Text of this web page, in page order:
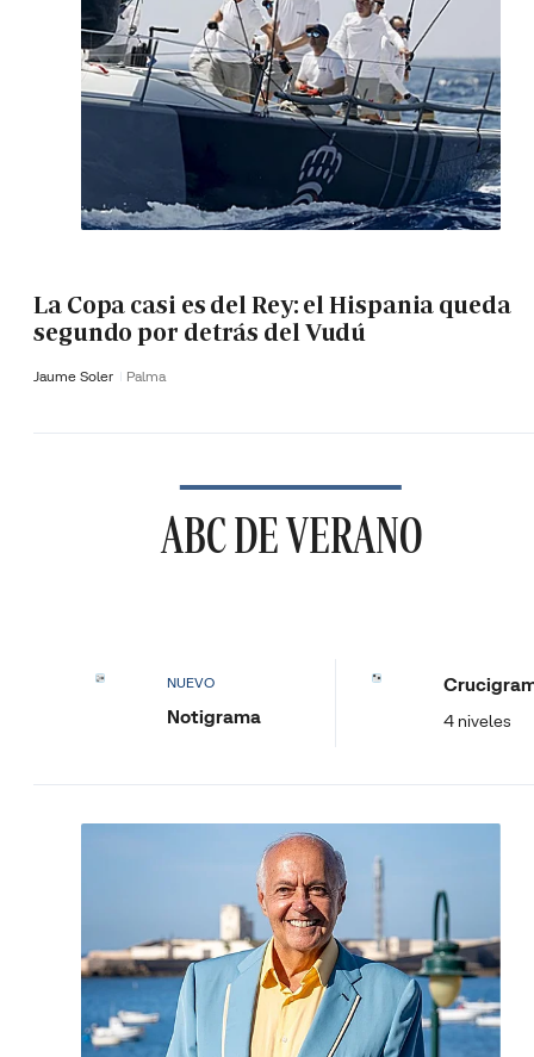
La Copa casi es del Rey: el Hispania queda
segundo por detrás del Vudú
Jaume Soler Palma
ABC DE VERANO
NUEVO
Notigrama 4 niveles